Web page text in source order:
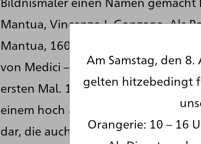
Mantua, Vincenzo I. Gonzaga. Als
Mantua, 1606 bei einem Besuch
von Medici – nach Paris begleitete,
ersten Mal. 1609 trat er in die
einem hoch angesehenen
dar, die auch als Geschenke in der
Am Samstag, den
gelten hitzebedingt
Orangerie: 10 – 16